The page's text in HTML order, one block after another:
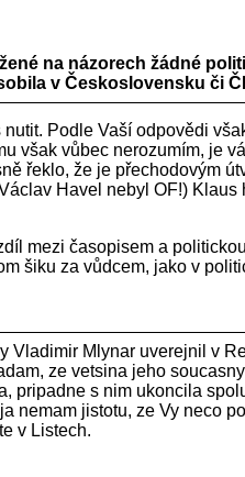
na názorech žádné
v Československu či
Podle Vaší odpovědi
však vůbec nerozumím, je
řeklo, že je přechodovým
Havel nebyl OF!)
mezi časopisem a
šiku za vůdcem, jako v
Vladimir Mlynar uverejnil v
ze vetsina jeho
pripadne s nim ukoncila
nemam jistotu, ze Vy neco
v Listech.